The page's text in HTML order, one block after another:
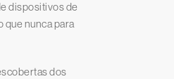
dispositivos de
que nunca para
dos